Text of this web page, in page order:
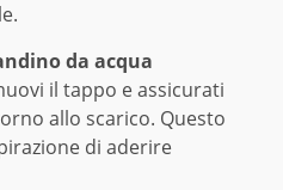
da acqua
il tappo e assicurati
allo scarico. Questo
di aderire